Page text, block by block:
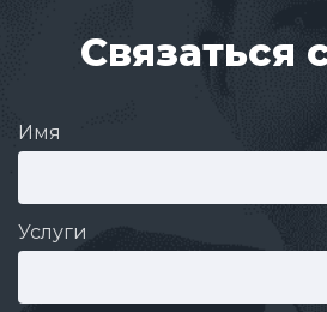
Связаться
Имя
Услуги